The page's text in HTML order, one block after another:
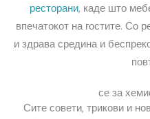
ресторани, каде што
впечатокот на гостите. Со
и здрава средина и
се за
Сите совети, трикови и